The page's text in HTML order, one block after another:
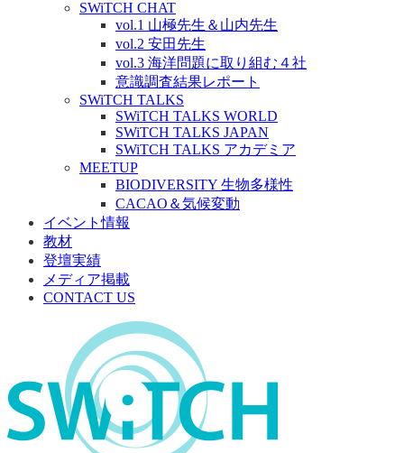
SWiTCH CHAT
vol.1 山極先生＆山内先生
vol.2 安田先生
vol.3 海洋問題に取り組む４社
意識調査結果レポート
SWiTCH TALKS
SWiTCH TALKS WORLD
SWiTCH TALKS JAPAN
SWiTCH TALKS アカデミア
MEETUP
BIODIVERSITY 生物多様性
CACAO＆気候変動
イベント情報
教材
登壇実績
メディア掲載
CONTACT US